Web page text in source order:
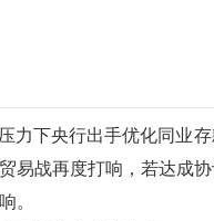
力下央行出手优化同业
易战再度打响，若达成
。